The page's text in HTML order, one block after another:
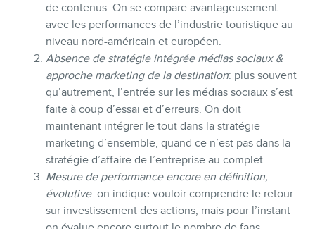
de contenus. On se compare avantageusement
avec les performances de l’industrie touristique au
niveau nord-américain et européen.
Absence de stratégie intégrée médias sociaux &
approche marketing de la destination: plus souvent
qu’autrement, l’entrée sur les médias sociaux s’est
faite à coup d’essai et d’erreurs. On doit
maintenant intégrer le tout dans la stratégie
marketing d’ensemble, quand ce n’est pas dans la
stratégie d’affaire de l’entreprise au complet.
Mesure de performance encore en définition,
évolutive: on indique vouloir comprendre le retour
sur investissement des actions, mais pour l’instant